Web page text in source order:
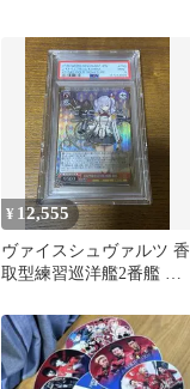
¥ 12,555
ヴァイスシュヴァルツ 香
取型練習巡洋艦2番艦 鹿